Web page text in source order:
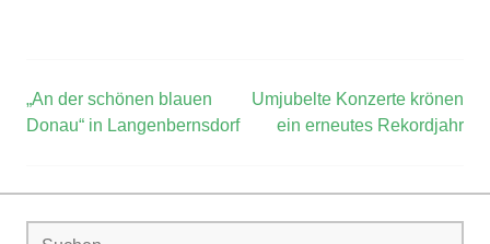
„An der schönen blauen
Donau“ in Langenbernsdorf
Umjubelte Konzerte krönen
ein erneutes Rekordjahr